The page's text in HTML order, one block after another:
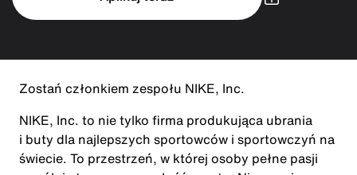
Zostań członkiem zespołu NIKE, Inc.
NIKE, Inc. to nie tylko firma produkująca ubrania
i buty dla najlepszych sportowców i sportowczyń na
świecie. To przestrzeń, w której osoby pełne pasji